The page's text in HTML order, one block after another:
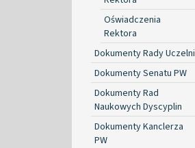
Oświadczenia
Rektora
Dokumenty Rady Uczelni
Dokumenty Senatu PW
Dokumenty Rad
Naukowych Dyscyplin
Dokumenty Kanclerza
PW